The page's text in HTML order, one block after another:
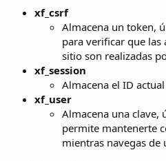
xf_csrf
Almacena un token,
para verificar que las
sitio son realizadas
xf_session
Almacena el ID
xf_user
Almacena una clave,
permite mantenerte
mientras navegas de